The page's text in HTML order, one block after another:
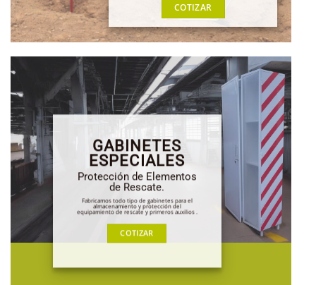
COTIZAR
GABINETES
ESPECIALES
Protección de Elementos
de Rescate.
Fabricamos todo tipo de gabinetes para el
almacenamiento y protección del
equipamiento de rescate y primeros auxilios .
COTIZAR